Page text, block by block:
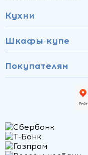
Кухни
Шкафы-купе
Покупателям